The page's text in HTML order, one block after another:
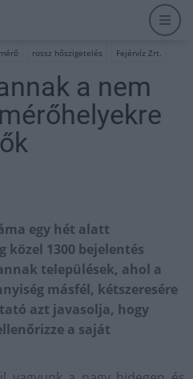
rossz hőszigetelés Fejérvíz Zrt.
a nem
egy hét alatt
közel 1300 bejelentés
települések, ahol a
másfél, kétszeresére
azt javasolja, hogy
a saját